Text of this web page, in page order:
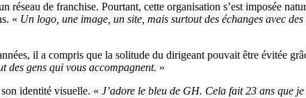
de franchise. Pourtant, cette organisation s’est imposée
« Un logo, une image, un site, mais surtout des échanges avec
il a compris que la solitude du dirigeant pouvait être évitée
des gens qui vous accompagnent. »
identité visuelle. « J’adore le bleu de GH. Cela fait 23 ans que